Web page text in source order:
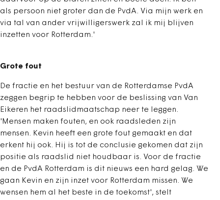
als persoon niet groter dan de PvdA. Via mijn werk en
via tal van ander vrijwilligerswerk zal ik mij blijven
inzetten voor Rotterdam.'
Grote fout
De fractie en het bestuur van de Rotterdamse PvdA
zeggen begrip te hebben voor de beslissing van Van
Eikeren het raadslidmaatschap neer te leggen.
'Mensen maken fouten, en ook raadsleden zijn
mensen. Kevin heeft een grote fout gemaakt en dat
erkent hij ook. Hij is tot de conclusie gekomen dat zijn
positie als raadslid niet houdbaar is. Voor de fractie
en de PvdA Rotterdam is dit nieuws een hard gelag. We
gaan Kevin en zijn inzet voor Rotterdam missen. We
wensen hem al het beste in de toekomst', stelt